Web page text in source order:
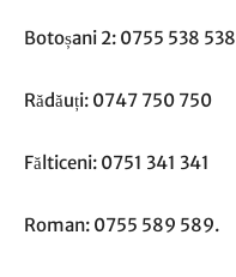
Botoșani 2: 0755 538 538
Rădăuți: 0747 750 750
Fălticeni: 0751 341 341
Roman: 0755 589 589.